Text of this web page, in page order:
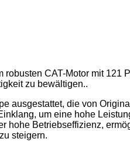
CAT-Motor mit 121
zu bewältigen..
ausgestattet, die von
um eine hohe
hohe Betriebseffizienz,
steigern.